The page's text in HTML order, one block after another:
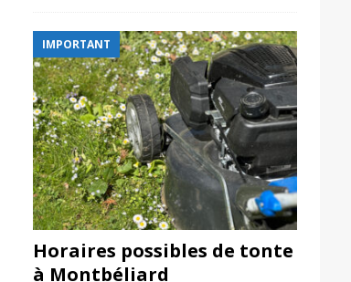
IMPORTANT
Horaires possibles de tonte
à Montbéliard